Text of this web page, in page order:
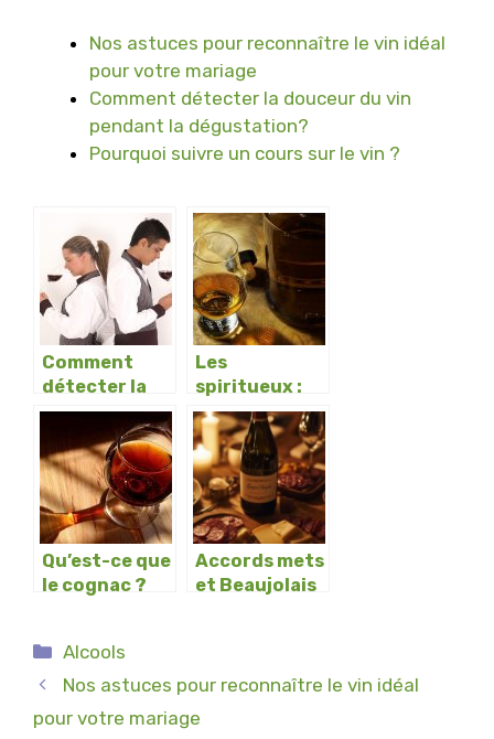
Nos astuces pour reconnaître le vin idéal
pour votre mariage
Comment détecter la douceur du vin
pendant la dégustation?
Pourquoi suivre un cours sur le vin ?
Comment
détecter la
douceur du
vin pendant la
dégustation?
Les
spiritueux :
zoom sur
leurs degrés
d’alcool
Qu’est-ce que
le cognac ?
Accords mets
et Beaujolais
dégustations
Catégories
Alcools
Nos astuces pour reconnaître le vin idéal
pour votre mariage